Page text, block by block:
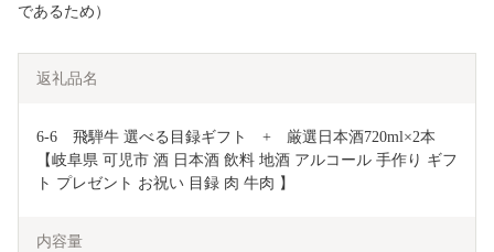
であるため）
返礼品名
6-6　飛騨牛 選べる目録ギフト　+　厳選日本酒720ml×2本
【岐阜県 可児市 酒 日本酒 飲料 地酒 アルコール 手作り ギフ
ト プレゼント お祝い 目録 肉 牛肉 】
内容量